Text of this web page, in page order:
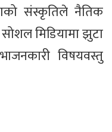
संस्कृतिले नैतिक
मिडियामा झुटा
विषयवस्तु